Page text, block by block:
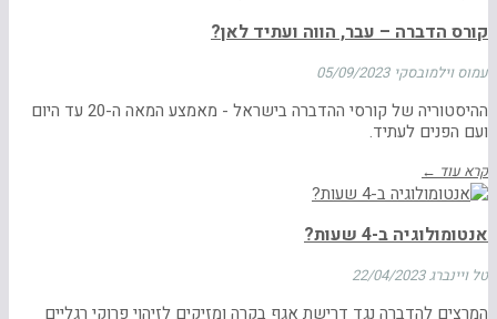
קורס הדברה – עבר, הווה ועתיד לאן?
עמוס וילמובסקי 05/09/2023
ההיסטוריה של קורסי ההדברה בישראל - מאמצע המאה ה-20 עד היום
ועם הפנים לעתיד.
קרא עוד ←
אנטומולוגיה ב-4 שעות?
טל ויינברג 22/04/2023
המרצים להדברה נגד דרישת אגף בקרה ומזיקים לזיהוי פרוקי רגליים